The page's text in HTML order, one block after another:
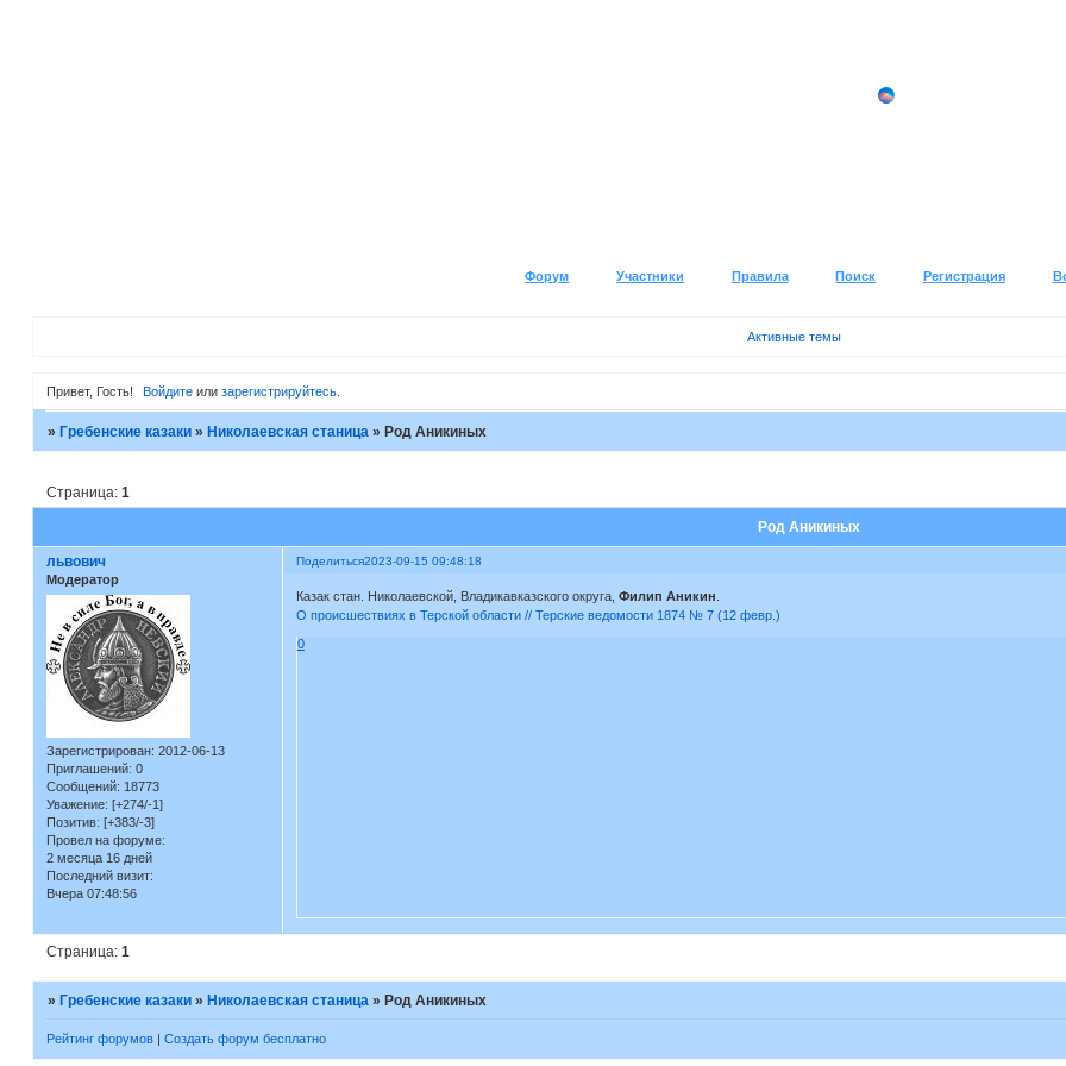
Форум Участники Правила Поиск Регистрация
Активные темы
Привет, Гость! Войдите илизарегистрируйтесь
» Гребенские казаки » Николаевская станица » Род Аникиных
Род Аникиных
Страница: 1
Поделиться2023-09-15 09:48:18
львович
Модератор
Зарегистрирован: 2012-06-13
Приглашений: 0
Сообщений: 18773
Уважение: [+274/-1]
Позитив: [+383/-3]
Провел на форуме:
2 месяца 16 дней
Последний визит:
Вчера 07:48:56
Казак стан. Николаевской, Владикавказского округа, Филип Аникин
О происшествиях в Терской области // Терские ведомости 1874 № 7 (12 февр.)
0
Страница: 1
» Гребенские казаки » Николаевская станица » Род Аникиных
Рейтинг форумов| Создать форум бесплатно